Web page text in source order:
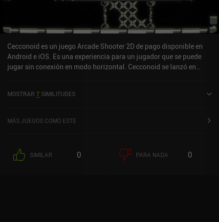
Cecconoid es un juego Arcade Shooter 2D de pago disponible en
Android e iOS. Es una experiencia para un jugador que se puede
jugar sin conexión en modo horizontal. Cecconoid se lanzó en
MOSTRAR 7 SIMILITUDES
MÁS JUEGOS COMO ESTE
SIMILAR 0 PARA NADA 0